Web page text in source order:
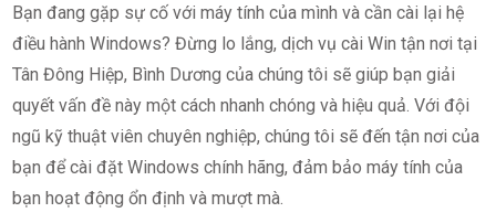
Bạn đang gặp sự cố với máy tính của mình và cần cài lại hệ
điều hành Windows? Đừng lo lắng, dịch vụ cài Win tận nơi tại
Tân Đông Hiệp, Bình Dương của chúng tôi sẽ giúp bạn giải
quyết vấn đề này một cách nhanh chóng và hiệu quả. Với đội
ngũ kỹ thuật viên chuyên nghiệp, chúng tôi sẽ đến tận nơi của
bạn để cài đặt Windows chính hãng, đảm bảo máy tính của
bạn hoạt động ổn định và mượt mà.